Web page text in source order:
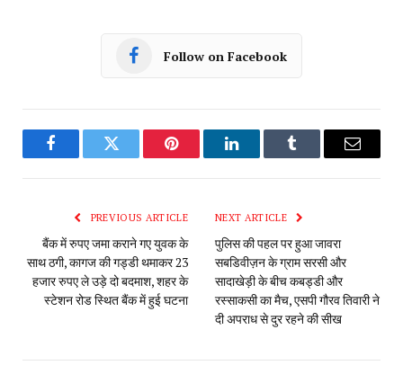
Follow on Facebook
FacebookTwitter Pinterest LinkedInTumblr Email
PREVIOUS ARTICLE
बैंक में रुपए जमा कराने गए युवक के
साथ ठगी, कागज की गड्डी थमाकर 23
हजार रुपए ले उड़े दो बदमाश, शहर के
स्टेशन रोड स्थित बैंक में हुई घटना
NEXT ARTICLE
पुलिस की पहल पर हुआ जावरा
सबडिवीज़न के ग्राम सरसी और
सादाखेड़ी के बीच कबड्डी और
रस्साकसी का मैच, एसपी गौरव तिवारी ने
दी अपराध से दुर रहने की सीख